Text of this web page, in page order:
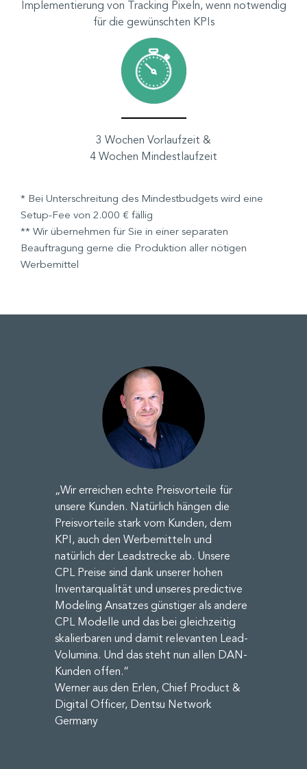
Implementierung von Tracking Pixeln, wenn notwendig
für die gewünschten KPIs
3 Wochen Vorlaufzeit &
4 Wochen Mindestlaufzeit
* Bei Unterschreitung des Mindestbudgets wird eine
Setup-Fee von 2.000 € fällig
** Wir übernehmen für Sie in einer separaten
Beauftragung gerne die Produktion aller nötigen
Werbemittel
„Wir erreichen echte Preisvorteile für
unsere Kunden. Natürlich hängen die
Preisvorteile stark vom Kunden, dem
KPI, auch den Werbemitteln und
natürlich der Leadstrecke ab. Unsere
CPL Preise sind dank unserer hohen
Inventarqualität und unseres predictive
Modeling Ansatzes günstiger als andere
CPL Modelle und das bei gleichzeitig
skalierbaren und damit relevanten Lead-
Volumina. Und das steht nun allen DAN-
Kunden offen.“
Werner aus den Erlen, Chief Product &
Digital Officer, Dentsu Network
Germany